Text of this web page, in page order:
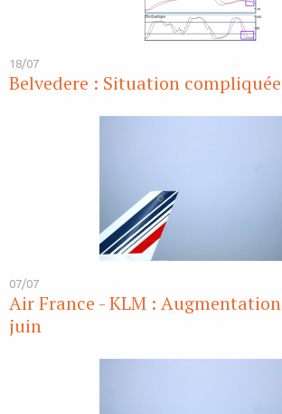
18/07
Belvedere : Situation
07/07
Air France - KLM :
juin